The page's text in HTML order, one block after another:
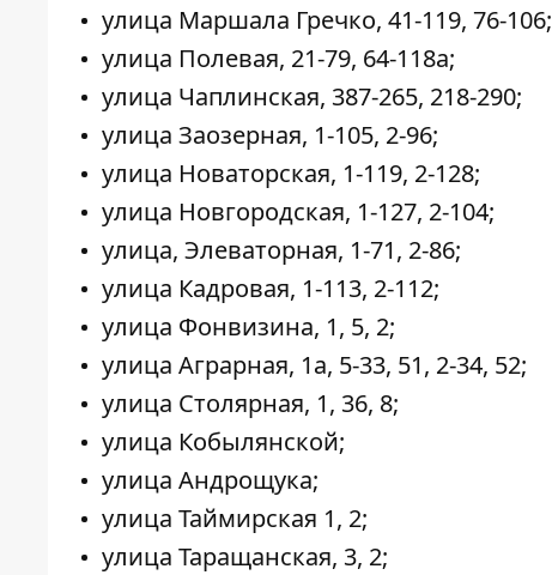
улица Маршала Гречко, 41-119, 76-106;
улица Полевая, 21-79, 64-118а;
улица Чаплинская, 387-265, 218-290;
улица Заозерная, 1-105, 2-96;
улица Новаторская, 1-119, 2-128;
улица Новгородская, 1-127, 2-104;
улица, Элеваторная, 1-71, 2-86;
улица Кадровая, 1-113, 2-112;
улица Фонвизина, 1, 5, 2;
улица Аграрная, 1а, 5-33, 51, 2-34, 52;
улица Столярная, 1, 36, 8;
улица Кобылянской;
улица Андрощука;
улица Таймирская 1, 2;
улица Таращанская, 3, 2;